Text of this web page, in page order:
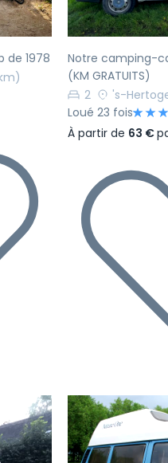
de 1978
Notre camping-
(KM GRATUITS)
2
's-
Loué 23 fois
À partir de 63 €